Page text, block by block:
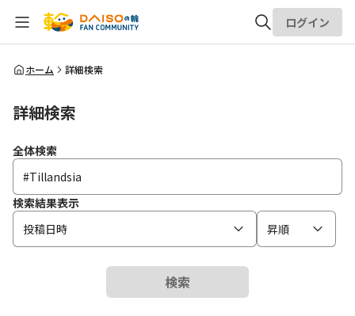
全体検索
ログイン
ホーム 詳細検索
詳細検索
全体検索
検索結果表示
投稿日時
昇順
検索